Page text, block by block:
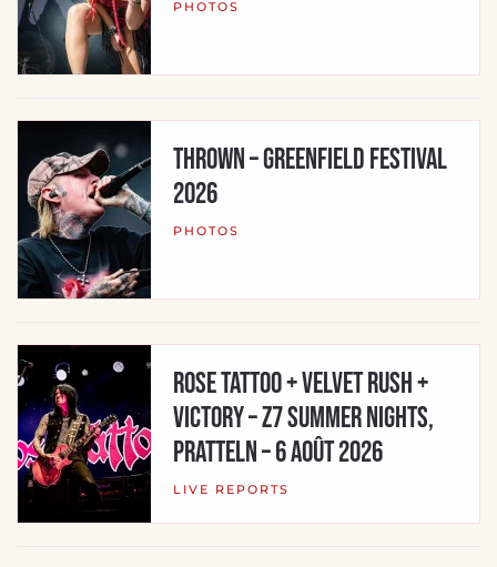
PHOTOS
THROWN – Greenfield Festival
2026
PHOTOS
ROSE TATTOO + VELVET RUSH +
VICTORY – Z7 Summer Nights,
Pratteln – 6 août 2026
LIVE REPORTS